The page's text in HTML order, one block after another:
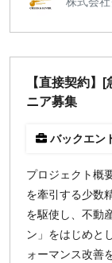
東京
名古屋
福岡
募集状況
募集中の
【直接契約】
ニア募集
バックエン
プロジェクト概
を牽引する少数
を駆使し、不動
ン」をはじめと
ォーマンス改善